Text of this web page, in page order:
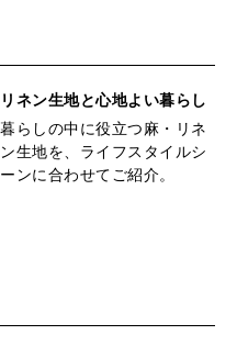
リネン生地と心地よい暮らし
暮らしの中に役立つ麻・リネ
ン生地を、ライフスタイルシ
ーンに合わせてご紹介。